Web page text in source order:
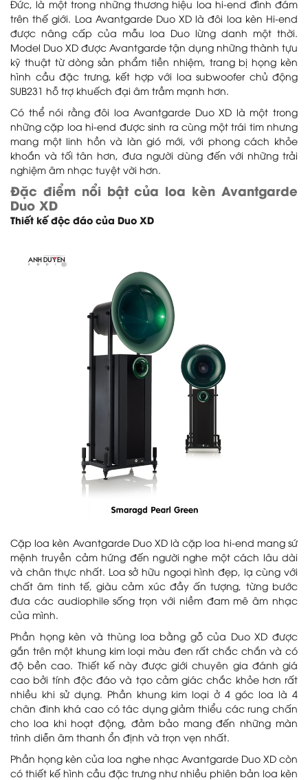
Đức, là một trong những thương hiệu loa hi-end đình đám
trên thế giới. Loa Avantgarde Duo XD là đôi loa kèn Hi-end
được nâng cấp của mẫu loa Duo lừng danh một thời.
Model Duo XD được Avantgarde tận dụng những thành tựu
kỹ thuật từ dòng sản phẩm tiền nhiệm, trang bị họng kèn
hình cầu đặc trưng, kết hợp với loa subwoofer chủ động
SUB231 hỗ trợ khuếch đại âm trầm mạnh hơn.
Có thể nói rằng đôi loa Avantgarde Duo XD là một trong
những cặp loa hi-end được sinh ra cùng một trái tim nhưng
mang một linh hồn và làn gió mới, với phong cách khỏe
khoắn và tối tân hơn, đưa người dùng đến với những trải
nghiệm âm nhạc tuyệt vời hơn.
Đặc điểm nổi bật của loa kèn Avantgarde
Duo XD
Thiết kế độc đáo của Duo XD
Cặp loa kèn Avantgarde Duo XD là cặp loa hi-end mang sứ
mệnh truyền cảm hứng đến người nghe một cách lâu dài
và chân thực nhất. Loa sở hữu ngoại hình đẹp, lạ cùng với
chất âm tinh tế, giàu cảm xúc đầy ấn tượng, từng bước
đưa các audiophile sống trọn với niềm đam mê âm nhạc
của mình.
Phần họng kèn và thùng loa bằng gỗ của Duo XD được
gắn trên một khung kim loại màu đen rất chắc chắn và có
độ bền cao. Thiết kế này được giới chuyên gia đánh giá
cao bởi tính độc đáo và tạo cảm giác chắc khỏe hơn rất
nhiều khi sử dụng. Phần khung kim loại ở 4 góc loa là 4
chân đinh khá cao có tác dụng giảm thiểu các rung chấn
cho loa khi hoạt động, đảm bảo mang đến những màn
trình diễn âm thanh ổn định và trọn vẹn nhất.
Phần họng kèn của loa nghe nhạc Avantgarde Duo XD còn
có thiết kế hình cầu đặc trưng như nhiều phiên bản loa kèn